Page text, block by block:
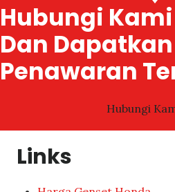
Hubungi
Dan Dapatkan
Penawaran
Hubungi
Links